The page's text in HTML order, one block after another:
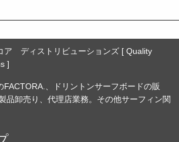
ア ディストリビューションズ [ Quality
]
FACTORA.、ドリントンサーフボードの販
品卸売り、代理店業務。その他サーフィン関